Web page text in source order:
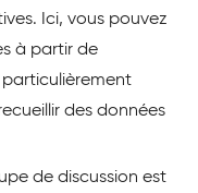
Ici, vous pouvez
à partir de
particulièrement
des données
de discussion est